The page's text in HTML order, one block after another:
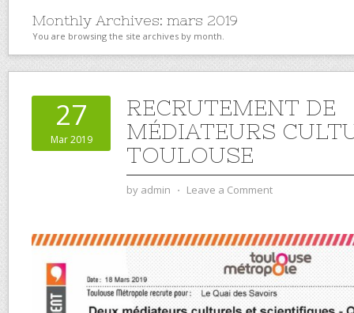
Monthly Archives: mars 2019
You are browsing the site archives by month.
27
Mar 2019
RECRUTEMENT DE
MÉDIATEURS
TOULOUSE
by admin ⋅ Leave a Comment